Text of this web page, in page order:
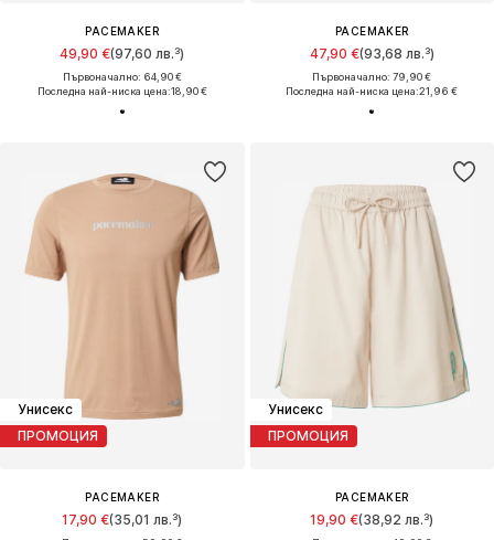
PACEMAKER
49,90 €(97,60 лв.³)
Първоначално: 64,90 €
Последна най-ниска цена:18,90 €
PACEMAKER
47,90 €(93,68 лв.³)
Първоначално: 79,90 €
Последна най-ниска цена:21,96 €
Унисекс
ПРОМОЦИЯ
PACEMAKER
17,90 €(35,01 лв.³)
Унисекс
ПРОМОЦИЯ
PACEMAKER
19,90 €(38,92 лв.³)